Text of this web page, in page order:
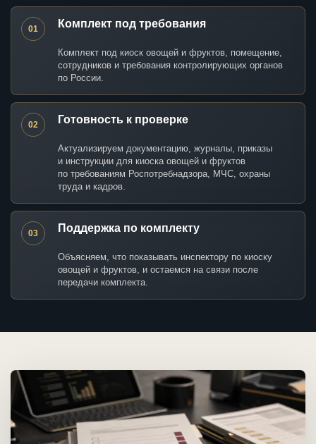
01 Комплект под требования
Комплект под киоск овощей и фруктов, помещение,
сотрудников и требования контролирующих органов
по России.
02 Готовность к проверке
Актуализируем документацию, журналы, приказы
и инструкции для киоска овощей и фруктов
по требованиям Роспотребнадзора, МЧС, охраны
труда и кадров.
03 Поддержка по комплекту
Объясняем, что показывать инспектору по киоску
овощей и фруктов, и остаемся на связи после
передачи комплекта.